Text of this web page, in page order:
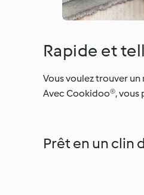
Rapide et
Vous voulez trouver
Avec Cookidoo®, vous
Prêt en un clin